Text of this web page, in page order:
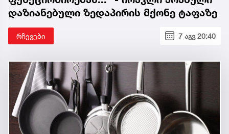
დაზიანებული ზედაპირის მქონე ტაფაზე
რჩევები 7 აგვ 20:40